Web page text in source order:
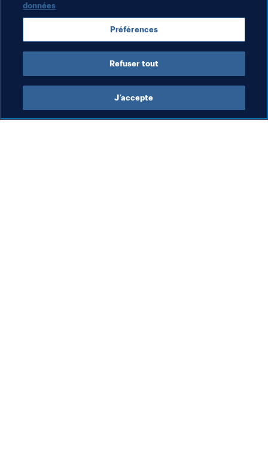
Cuba Guatemala Honduras Mexico
Panama Concacaf Curaçao
données
Préférences
Refuser tout
J’accepte